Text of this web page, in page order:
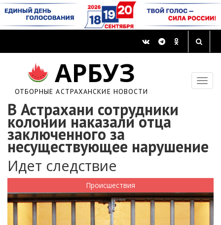
АРБУЗ
ОТБОРНЫЕ АСТРАХАНСКИЕ НОВОСТИ
В Астрахани сотрудники
колонии наказали отца
заключенного за
несуществующее нарушение
Идет следствие
Происшествия